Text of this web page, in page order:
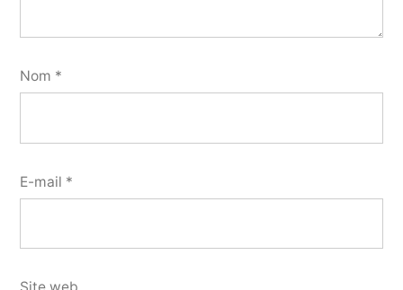
Nom *
E-mail *